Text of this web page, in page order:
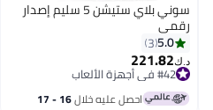
سوني بلاي ستيشن 5 سليم إصدار
رقمي
5.0
3
د.ك‏221.82
#42 في أجهزة الألعاب
#42 في أجهزة الألعاب
احصل عليه خلال 16 - 17